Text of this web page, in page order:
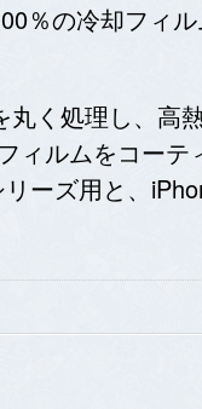
％の冷却フィ
く処理し、高
ィルムをコーテ
ーズ用と、